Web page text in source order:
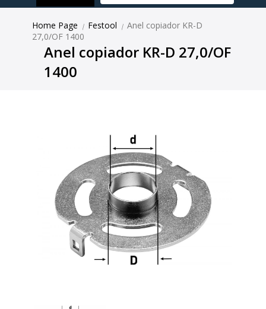
Home Page | Festool | Anel copiador KR-D
27,0/OF 1400
Anel copiador KR-D 27,0/OF
1400